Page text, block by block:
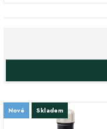
Nové Skladem